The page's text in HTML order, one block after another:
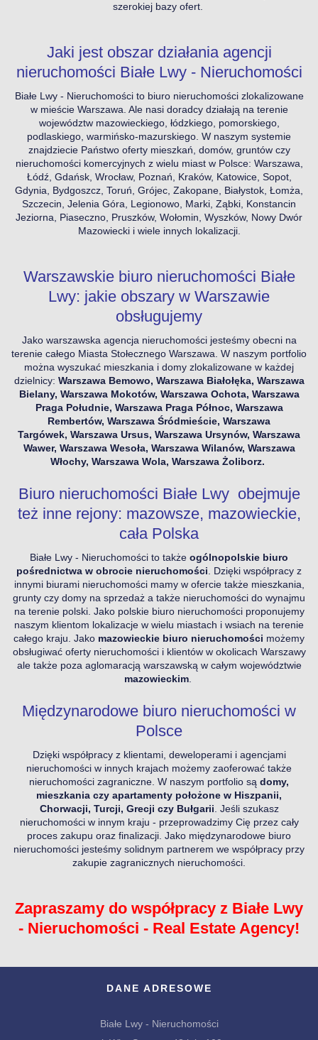
szerokiej bazy ofert.
Jaki jest obszar działania agencji
nieruchomości Białe Lwy - Nieruchomości
Białe Lwy - Nieruchomości to biuro nieruchomości zlokalizowane
w mieście Warszawa. Ale nasi doradcy działają na terenie
województw mazowieckiego, łódzkiego, pomorskiego,
podlaskiego, warmińsko-mazurskiego. W naszym systemie
znajdziecie Państwo oferty mieszkań, domów, gruntów czy
nieruchomości komercyjnych z wielu miast w Polsce: Warszawa,
Łódź, Gdańsk, Wrocław, Poznań, Kraków, Katowice, Sopot,
Gdynia, Bydgoszcz, Toruń, Grójec, Zakopane, Białystok, Łomża,
Szczecin, Jelenia Góra, Legionowo, Marki, Ząbki, Konstancin
Jeziorna, Piaseczno, Pruszków, Wołomin, Wyszków, Nowy Dwór
Mazowiecki i wiele innych lokalizacji.
Warszawskie biuro nieruchomości Białe
Lwy: jakie obszary w Warszawie
obsługujemy
Jako warszawska agencja nieruchomości jesteśmy obecni na
terenie całego Miasta Stołecznego Warszawa. W naszym portfolio
można wyszukać mieszkania i domy zlokalizowane w każdej
dzielnicy: Warszawa Bemowo, Warszawa Białołęka, Warszawa
Bielany, Warszawa Mokotów, Warszawa Ochota, Warszawa
Praga Południe, Warszawa Praga Północ, Warszawa
Rembertów, Warszawa Śródmieście, Warszawa
Targówek, Warszawa Ursus, Warszawa Ursynów, Warszawa
Wawer, Warszawa Wesoła, Warszawa Wilanów, Warszawa
Włochy, Warszawa Wola, Warszawa Żoliborz.
Biuro nieruchomości Białe Lwy obejmuje
też inne rejony: mazowsze, mazowieckie,
cała Polska
Białe Lwy - Nieruchomości to także ogólnopolskie biuro
pośrednictwa w obrocie nieruchomości . Dzięki współpracy z
innymi biurami nieruchomości mamy w ofercie także mieszkania,
grunty czy domy na sprzedaż a także nieruchomości do wynajmu
na terenie polski. Jako polskie biuro nieruchomości proponujemy
naszym klientom lokalizacje w wielu miastach i wsiach na terenie
całego kraju. Jako mazowieckie biuro nieruchomości możemy
obsługiwać oferty nieruchomości i klientów w okolicach Warszawy
ale także poza aglomaracją warszawską w całym województwie
mazowieckim.
Międzynarodowe biuro nieruchomości w
Polsce
Dzięki współpracy z klientami, deweloperami i agencjami
nieruchomości w innych krajach możemy zaoferować także
nieruchomości zagraniczne . W naszym portfolio są domy,
mieszkania czy apartamenty położone w Hiszpanii,
Chorwacji, Turcji, Grecji czy Bułgarii . Jeśli szukasz
nieruchomości w innym kraju - przeprowadzimy Cię przez cały
proces zakupu oraz finalizacji. Jako międzynarodowe biuro
nieruchomości jesteśmy solidnym partnerem we współpracy przy
zakupie zagranicznych nieruchomości.
Zapraszamy do współpracy z Białe Lwy
- Nieruchomości - Real Estate Agency!
DANE ADRESOWE
Białe Lwy - Nieruchomości